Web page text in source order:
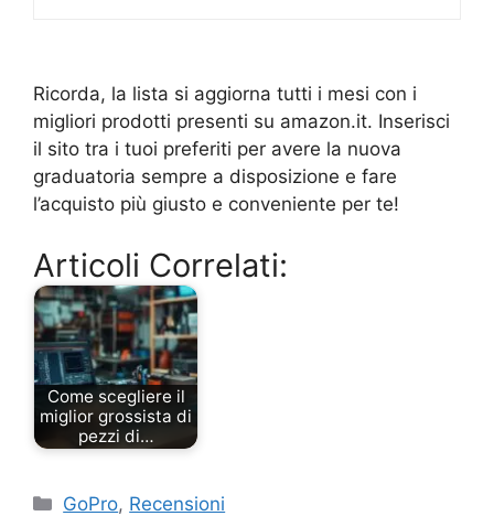
Ricorda, la lista si aggiorna tutti i mesi con i
migliori prodotti presenti su amazon.it. Inserisci
il sito tra i tuoi preferiti per avere la nuova
graduatoria sempre a disposizione e fare
l’acquisto più giusto e conveniente per te!
Articoli Correlati:
Come scegliere il
miglior grossista di
pezzi di…
Categorie
GoPro, Recensioni